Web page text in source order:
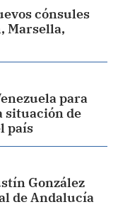
cónsules
Marsella,
para
situación de
país
González
de Andalucía